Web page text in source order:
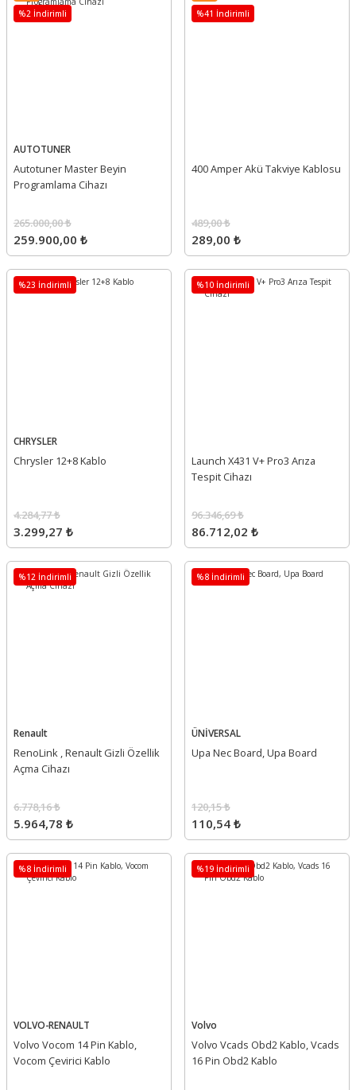
%2 İndirimli
AUTOTUNER
Autotuner Master Beyin
Programlama Cihazı
259.900,00 ₺
265.000,00 ₺
%41 İndirimli
400 Amper Akü Takviye Kablosu
289,00 ₺
489,00 ₺
%23 İndirimli
CHRYSLER
Chrysler 12+8 Kablo
3.299,27 ₺
4.284,77 ₺
%10 İndirimli
Launch X431 V+ Pro3 Arıza
Tespit Cihazı
86.712,02 ₺
96.346,69 ₺
%12 İndirimli
Renault
RenoLink , Renault Gizli Özellik
Açma Cihazı
5.964,78 ₺
6.778,16 ₺
%8 İndirimli
ÜNİVERSAL
Upa Nec Board, Upa Board
110,54 ₺
120,15 ₺
%8 İndirimli
VOLVO-RENAULT
Volvo Vocom 14 Pin Kablo,
Vocom Çevirici Kablo
%19 İndirimli
Volvo
Volvo Vcads Obd2 Kablo, Vcads
16 Pin Obd2 Kablo